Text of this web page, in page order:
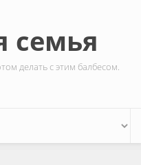
семья
делать с этим балбесом.